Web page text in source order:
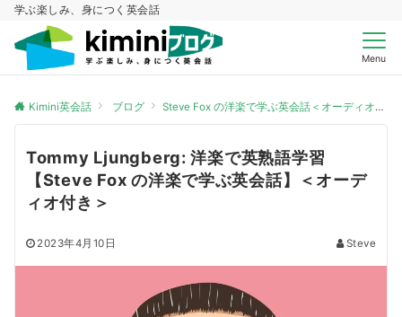
学ぶ楽しみ、身につく英会話
Menu
Kimini英会話 ブログ Steve Fox の洋楽で学ぶ英会話＜オーディオ付き＞
Tommy Ljungberg: 洋楽で英熟語学習
【Steve Fox の洋楽で学ぶ英会話】＜オーデ
ィオ付き＞
2023年4月10日 Steve